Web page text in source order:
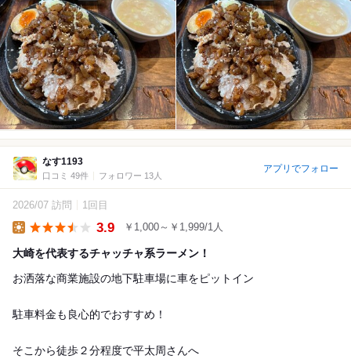
なす1193
口コミ 49件 フォロワー 13人
アプリでフォロー
2026/07 訪問 1回目
3.9 ￥1,000～￥1,999/1人
大崎を代表するチャッチャ系ラーメン！
お洒落な商業施設の地下駐車場に車をピットイン
駐車料金も良心的でおすすめ！
そこから徒歩２分程度で平太周さんへ